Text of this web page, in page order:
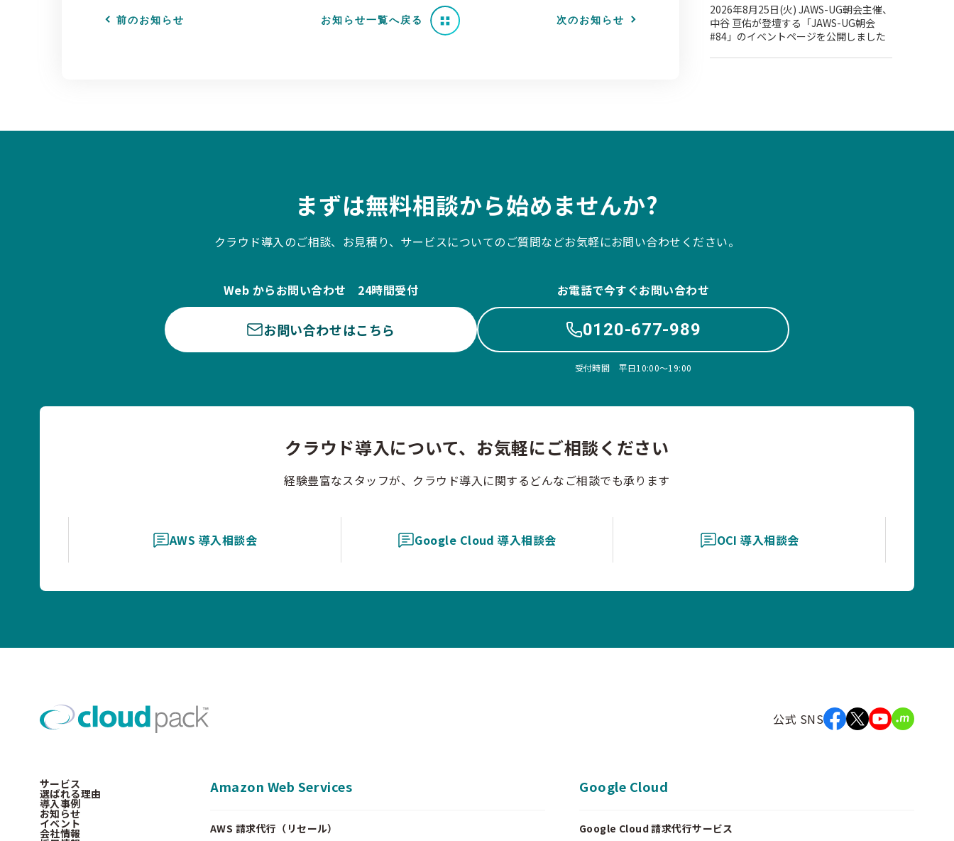
前のお知らせ お知らせ一覧へ戻る 次のお知らせ
2026年8月25日(火) JAWS-UG朝会主催、
中谷 亘佑が登壇する「JAWS-UG朝会
#84」のイベントページを公開しました
まずは無料相談から始めませんか?
クラウド導入のご相談、お見積り、サービスについてのご質問などお気軽にお問い合わせください。
Web からお問い合わせ 24時間受付
お問い合わせはこちら
お電話で今すぐお問い合わせ
0120-677-989
受付時間 平日10:00〜19:00
クラウド導入について、お気軽にご相談ください
経験豊富なスタッフが、クラウド導入に関するどんなご相談でも承ります
AWS 導入相談会 Google Cloud 導入相談会 OCI 導入相談会
公式 SNS
サービス
選ばれる理由
導入事例
お知らせ
イベント
会社情報
Amazon Web Services
AWS 請求代行（リセール）
Google Cloud
Google Cloud 請求代行サービス